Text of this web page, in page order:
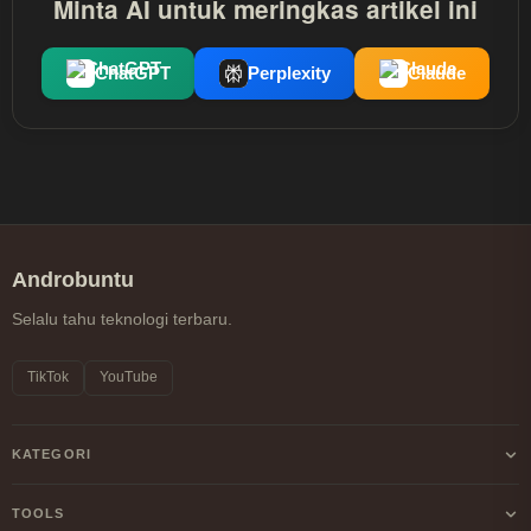
Minta AI untuk meringkas artikel ini
ChatGPT Perplexity Claude
Androbuntu
Selalu tahu teknologi terbaru.
TikTok YouTube
KATEGORI
Android
TOOLS